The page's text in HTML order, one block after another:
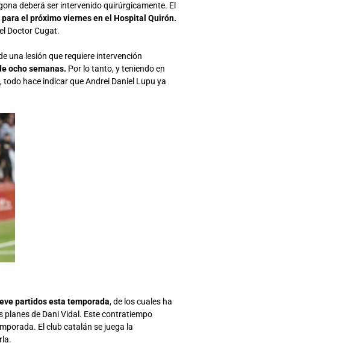
deberá ser intervenido quirúrgicamente. El
el próximo viernes en el Hospital Quirón.
Doctor Cugat.
una lesión que requiere intervención
ocho semanas. Por lo tanto, y teniendo en
hace indicar que Andrei Daniel Lupu ya
partidos esta temporada, de los cuales ha
de Dani Vidal. Este contratiempo
El club catalán se juega la